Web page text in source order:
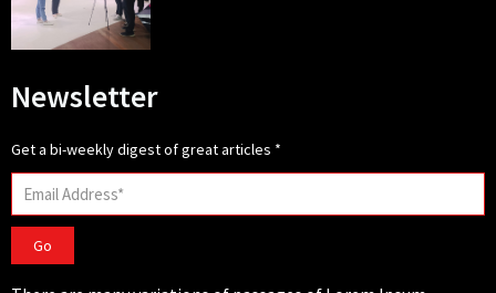
Newsletter
Get a bi-weekly digest of great articles *
Go